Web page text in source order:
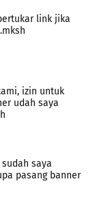
link jika
izin untuk
udah saya
saya
pasang banner